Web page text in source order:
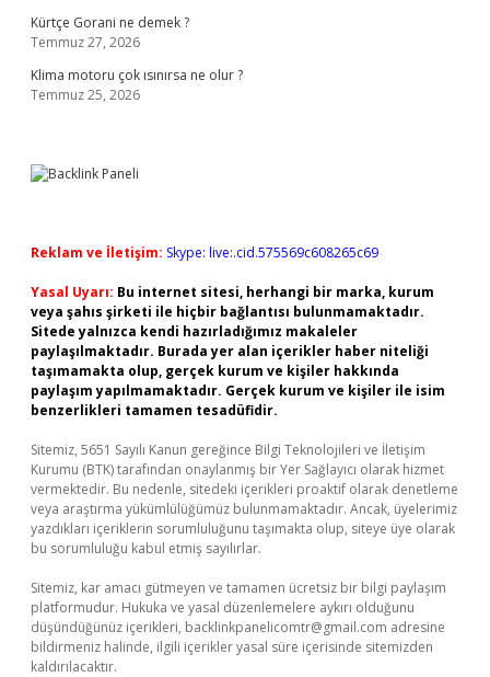
Kürtçe Gorani ne demek ?
Temmuz 27, 2026
Klima motoru çok ısınırsa ne olur ?
Temmuz 25, 2026
Reklam ve İletişim: Skype: live:.cid.575569c608265c69
Yasal Uyarı: Bu internet sitesi, herhangi bir marka, kurum
veya şahıs şirketi ile hiçbir bağlantısı bulunmamaktadır.
Sitede yalnızca kendi hazırladığımız makaleler
paylaşılmaktadır. Burada yer alan içerikler haber niteliği
taşımamakta olup, gerçek kurum ve kişiler hakkında
paylaşım yapılmamaktadır. Gerçek kurum ve kişiler ile isim
benzerlikleri tamamen tesadüfidir.
Sitemiz, 5651 Sayılı Kanun gereğince Bilgi Teknolojileri ve İletişim
Kurumu (BTK) tarafından onaylanmış bir Yer Sağlayıcı olarak hizmet
vermektedir. Bu nedenle, sitedeki içerikleri proaktif olarak denetleme
veya araştırma yükümlülüğümüz bulunmamaktadır. Ancak, üyelerimiz
yazdıkları içeriklerin sorumluluğunu taşımakta olup, siteye üye olarak
bu sorumluluğu kabul etmiş sayılırlar.
Sitemiz, kar amacı gütmeyen ve tamamen ücretsiz bir bilgi paylaşım
platformudur. Hukuka ve yasal düzenlemelere aykırı olduğunu
düşündüğünüz içerikleri, backlinkpanelicomtr@gmail.com adresine
bildirmeniz halinde, ilgili içerikler yasal süre içerisinde sitemizden
kaldırılacaktır.